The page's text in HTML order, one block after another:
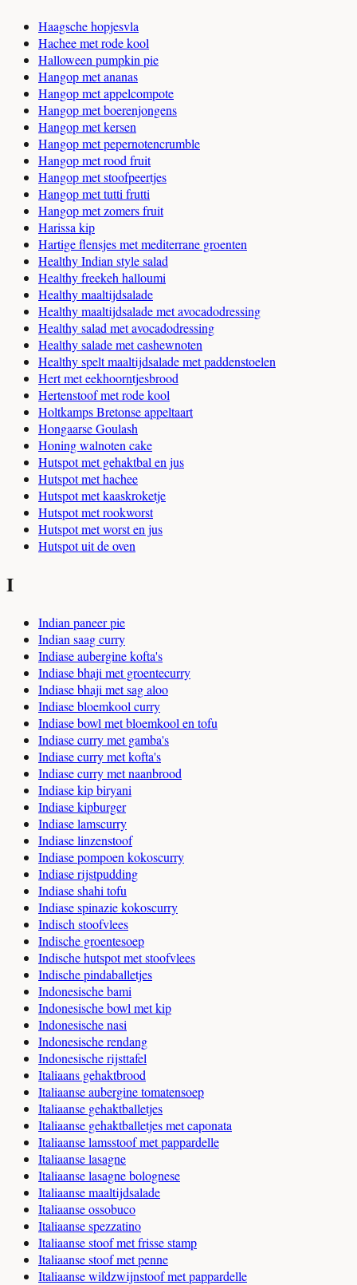
Haagsche hopjesvla
Hachee met rode kool
Halloween pumpkin pie
Hangop met ananas
Hangop met appelcompote
Hangop met boerenjongens
Hangop met kersen
Hangop met pepernotencrumble
Hangop met rood fruit
Hangop met stoofpeertjes
Hangop met tutti frutti
Hangop met zomers fruit
Harissa kip
Hartige flensjes met mediterrane groenten
Healthy Indian style salad
Healthy freekeh halloumi
Healthy maaltijdsalade
Healthy maaltijdsalade met avocadodressing
Healthy salad met avocadodressing
Healthy salade met cashewnoten
Healthy spelt maaltijdsalade met paddenstoelen
Hert met eekhoorntjesbrood
Hertenstoof met rode kool
Holtkamps Bretonse appeltaart
Hongaarse Goulash
Honing walnoten cake
Hutspot met gehaktbal en jus
Hutspot met hachee
Hutspot met kaaskroketje
Hutspot met rookworst
Hutspot met worst en jus
Hutspot uit de oven
I
Indian paneer pie
Indian saag curry
Indiase aubergine kofta's
Indiase bhaji met groentecurry
Indiase bhaji met sag aloo
Indiase bloemkool curry
Indiase bowl met bloemkool en tofu
Indiase curry met gamba's
Indiase curry met kofta's
Indiase curry met naanbrood
Indiase kip biryani
Indiase kipburger
Indiase lamscurry
Indiase linzenstoof
Indiase pompoen kokoscurry
Indiase rijstpudding
Indiase shahi tofu
Indiase spinazie kokoscurry
Indisch stoofvlees
Indische groentesoep
Indische hutspot met stoofvlees
Indische pindaballetjes
Indonesische bami
Indonesische bowl met kip
Indonesische nasi
Indonesische rendang
Indonesische rijsttafel
Italiaans gehaktbrood
Italiaanse aubergine tomatensoep
Italiaanse gehaktballetjes
Italiaanse gehaktballetjes met caponata
Italiaanse lamsstoof met pappardelle
Italiaanse lasagne
Italiaanse lasagne bolognese
Italiaanse maaltijdsalade
Italiaanse ossobuco
Italiaanse spezzatino
Italiaanse stoof met frisse stamp
Italiaanse stoof met penne
Italiaanse wildzwijnstoof met pappardelle